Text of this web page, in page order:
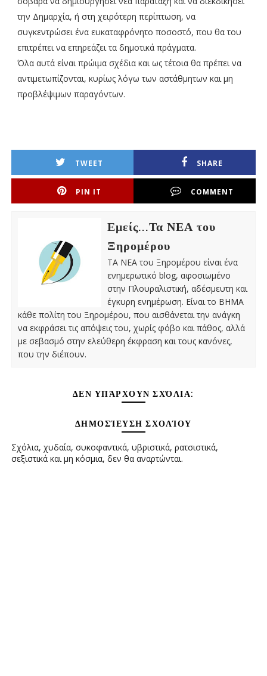
την Δημαρχία, ή στη χειρότερη περίπτωση, να
συγκεντρώσει ένα ευκαταφρόνητο ποσοστό, που θα του
επιτρέπει να επηρεάζει τα δημοτικά πράγματα.
Όλα αυτά είναι πρώιμα σχέδια και ως τέτοια θα πρέπει να
αντιμετωπίζονται, κυρίως λόγω των αστάθμητων και μη
προβλέψιμων παραγόντων.
TWEET SHARE
PIN IT COMMENT
Εμείς...Τα ΝΕΑ του
Ξηρομέρου
ΤΑ ΝΕΑ του Ξηρομέρου είναι ένα
ενημερωτικό blog, αφοσιωμένο
στην Πλουραλιστική, αδέσμευτη και
έγκυρη ενημέρωση. Είναι το ΒΗΜΑ
κάθε πολίτη του Ξηρομέρου, που αισθάνεται την ανάγκη
να εκφράσει τις απόψεις του, χωρίς φόβο και πάθος, αλλά
με σεβασμό στην ελεύθερη έκφραση και τους κανόνες,
που την διέπουν.
ΔΕΝ ΥΠΆΡΧΟΥΝ ΣΧΌΛΙΑ:
ΔΗΜΟΣΊΕΥΣΗ ΣΧΟΛΊΟΥ
Σχόλια, χυδαία, συκοφαντικά, υβριστικά, ρατσιστικά,
σεξιστικά και μη κόσμια, δεν θα αναρτώνται.